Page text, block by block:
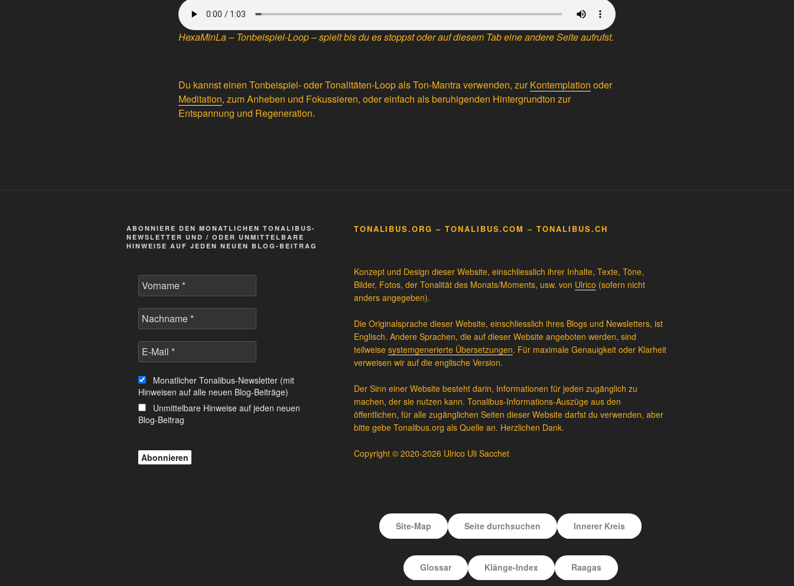
HexaMinLa – Tonbeispiel-Loop – spielt bis du es stoppst oder auf diesem Tab eine andere Seite aufrufst.
Du kannst einen Tonbeispiel- oder Tonalitäten-Loop als Ton-Mantra verwenden, zurKontemplation oder
Meditation, zum Anheben und Fokussieren, oder einfach als beruhigenden Hintergrundton zur
Entspannung und Regeneration.
ABONNIERE DEN MONATLICHEN TONALIBUS-
NEWSLETTER UND / ODER UNMITTELBARE
HINWEISE AUF JEDEN NEUEN BLOG-BEITRAG
Monatlicher Tonalibus-Newsletter (mit
Hinweisen auf alle neuen Blog-Beiträge)
Unmittelbare Hinweise auf jeden neuen
Blog-Beitrag
TONALIBUS.ORG – TONALIBUS.COM – TONALIBUS.CH
Konzept und Design dieser Website, einschliesslich ihrer Inhalte, Texte, Töne,
Bilder, Fotos, der Tonalität des Monats/Moments, usw. von Ulrico (sofern nicht
anders angegeben).
Die Originalsprache dieser Website, einschliesslich ihres Blogs und Newsletters, ist
Englisch. Andere Sprachen, die auf dieser Website angeboten werden, sind
teilweise systemgenerierte Übersetzungen. Für maximale Genauigkeit oder Klarheit
verweisen wir auf die englische Version.
Der Sinn einer Website besteht darin, Informationen für jeden zugänglich zu
machen, der sie nutzen kann. Tonalibus-Informations-Auszüge aus den
öffentlichen, für alle zugänglichen Seiten dieser Website darfst du verwenden, aber
bitte gebe Tonalibus.org als Quelle an. Herzlichen Dank.
Copyright © 2020-2026 Ulrico Uli Sacchet
Site-Map Seite durchsuchen Innerer Kreis
Glossar Klänge-Index Raagas